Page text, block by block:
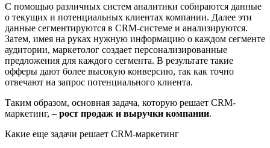
С помощью различных систем аналитики собираются данные
о текущих и потенциальных клиентах компании. Далее эти
данные сегментируются в CRM-системе и анализируются.
Затем, имея на руках нужную информацию о каждом сегменте
аудитории, маркетолог создает персонализированные
предложения для каждого сегмента. В результате такие
офферы дают более высокую конверсию, так как точно
отвечают на запрос потенциального клиента.
Таким образом, основная задача, которую решает CRM-
маркетинг, – рост продаж и выручки компании.
Какие еще задачи решает CRM-маркетинг